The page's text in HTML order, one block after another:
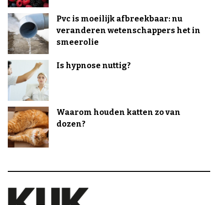
Pvc is moeilijk afbreekbaar: nu
veranderen wetenschappers het in
smeerolie
Is hypnose nuttig?
Waarom houden katten zo van
dozen?